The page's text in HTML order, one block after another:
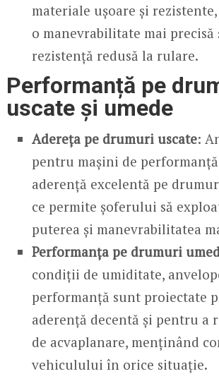
materiale ușoare și
o manevrabilitate mai precisă
rezistență redusă la rulare.
Performanță pe
uscate și umede
Adereța pe drumuri uscate:
pentru mașini de
aderență excelentă pe
ce permite șoferului să
puterea și manevrabilitatea
Performanța pe drumuri
condiții de umiditate,
performanță sunt proiectate
aderență decentă și pentru a
de acvaplanare, menținând
vehiculului în orice situație.